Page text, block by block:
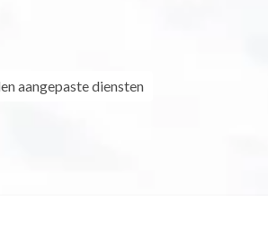
aangepaste diensten